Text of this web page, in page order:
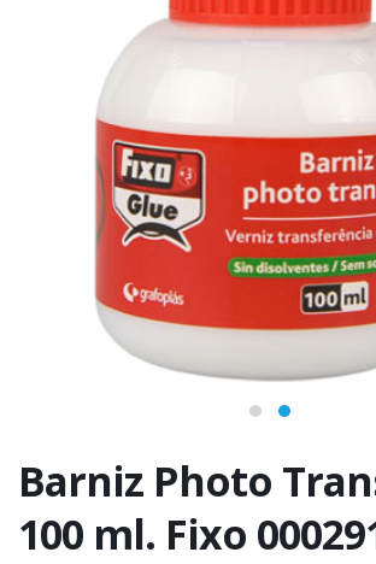
Barniz Photo
100 ml. Fixo